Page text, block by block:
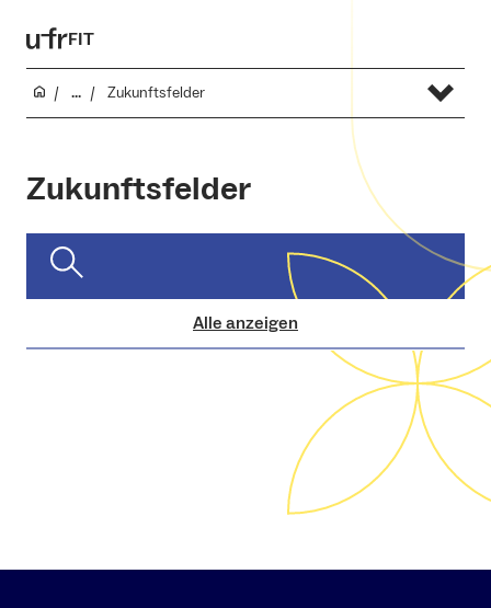
FIT
... Zukunftsfelder
Zukunftsfelder
Alle anzeigen